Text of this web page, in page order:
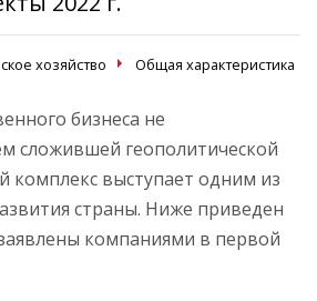
хозяйство
Общая характеристика
бизнеса не
сложившей геополитической
выступает одним из
страны. Ниже приведен
компаниями в первой